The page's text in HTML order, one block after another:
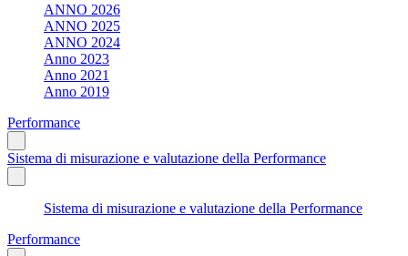
ANNO 2026
ANNO 2025
ANNO 2024
Anno 2023
Anno 2021
Anno 2019
Performance
Sistema di misurazione e valutazione della Performance
Sistema di misurazione e valutazione della Performance
Performance